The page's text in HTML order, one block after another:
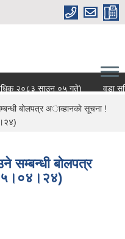
२०८३ साउन ०५ गते)
वडा
बोलपत्र अाव्हानकाे सूचना !
सम्बन्धी बोलपत्र